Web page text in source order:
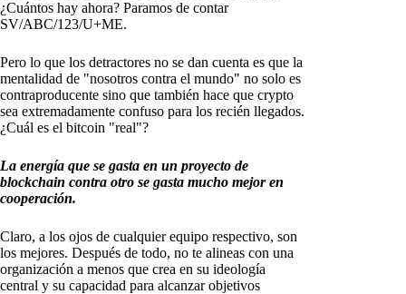
¿Cuántos hay ahora? Paramos de contar
SV/ABC/123/U+ME.
Pero lo que los detractores no se dan cuenta es que la
mentalidad de "nosotros contra el mundo" no solo es
contraproducente sino que también hace que crypto
sea extremadamente confuso para los recién llegados.
¿Cuál es el bitcoin "real"?
La energía que se gasta en un proyecto de
blockchain contra otro se gasta mucho mejor en
cooperación.
Claro, a los ojos de cualquier equipo respectivo, son
los mejores. Después de todo, no te alineas con una
organización a menos que crea en su ideología
central y su capacidad para alcanzar objetivos